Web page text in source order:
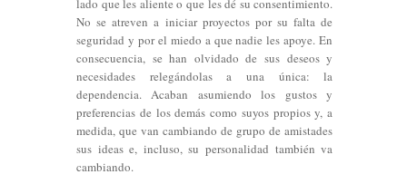
lado que les aliente o que les dé su consentimiento.
No se atreven a iniciar proyectos por su falta de
seguridad y por el miedo a que nadie les apoye. En
consecuencia, se han olvidado de sus deseos y
necesidades relegándolas a una única: la
dependencia. Acaban asumiendo los gustos y
preferencias de los demás como suyos propios y, a
medida, que van cambiando de grupo de amistades
sus ideas e, incluso, su personalidad también va
cambiando.